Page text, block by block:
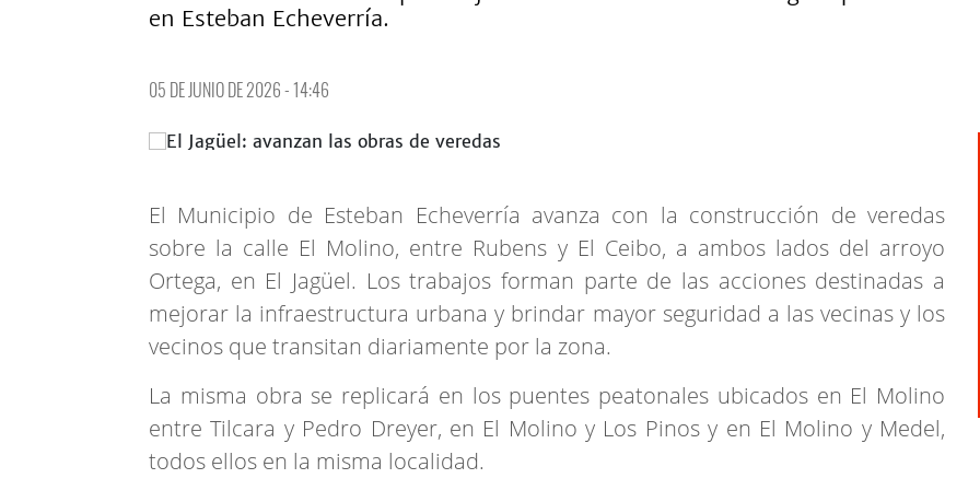
en Esteban Echeverría.
05 DE JUNIO DE 2026 - 14:46
El Municipio de Esteban Echeverría avanza con la construcción de veredas
sobre la calle El Molino, entre Rubens y El Ceibo, a ambos lados del arroyo
Ortega, en El Jagüel. Los trabajos forman parte de las acciones destinadas a
mejorar la infraestructura urbana y brindar mayor seguridad a las vecinas y los
vecinos que transitan diariamente por la zona.
La misma obra se replicará en los puentes peatonales ubicados en El Molino
entre Tilcara y Pedro Dreyer, en El Molino y Los Pinos y en El Molino y Medel,
todos ellos en la misma localidad.